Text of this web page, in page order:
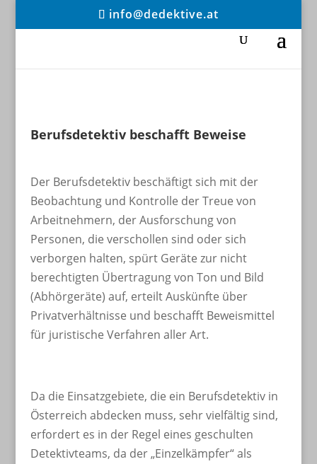
info@dedektive.at
Berufsdetektiv beschafft Beweise
Der Berufsdetektiv beschäftigt sich mit der
Beobachtung und Kontrolle der Treue von
Arbeitnehmern, der Ausforschung von
Personen, die verschollen sind oder sich
verborgen halten, spürt Geräte zur nicht
berechtigten Übertragung von Ton und Bild
(Abhörgeräte) auf, erteilt Auskünfte über
Privatverhältnisse und beschafft Beweismittel
für juristische Verfahren aller Art.
Da die Einsatzgebiete, die ein Berufsdetektiv in
Österreich abdecken muss, sehr vielfältig sind,
erfordert es in der Regel eines geschulten
Detektivteams, da der „Einzelkämpfer“ als